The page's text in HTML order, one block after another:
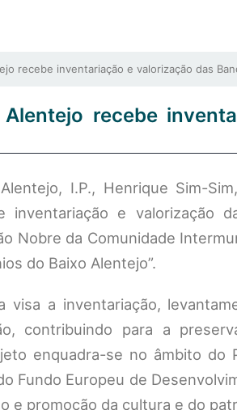
recebe inventariação e valorização das
recebe
I.P., Henrique Sim-
inventariação e valorização
Nobre da Comunidade
do Baixo Alentejo”.
visa a inventariação,
contribuindo para a
enquadra-se no âmbito do
Fundo Europeu de
e promoção da cultura e do